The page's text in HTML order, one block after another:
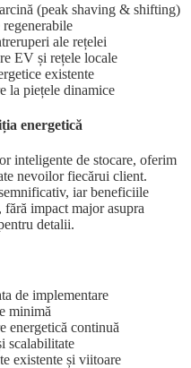
(peak shaving & shifting)
ale rețelei
EV și rețele locale
existente
la piețele dinamice
energetică
inteligente de stocare, oferim
nevoilor fiecărui client.
iar beneficiile
impact major asupra
detalii.
de implementare
minimă
energetică continuă
scalabilitate
existente și viitoare